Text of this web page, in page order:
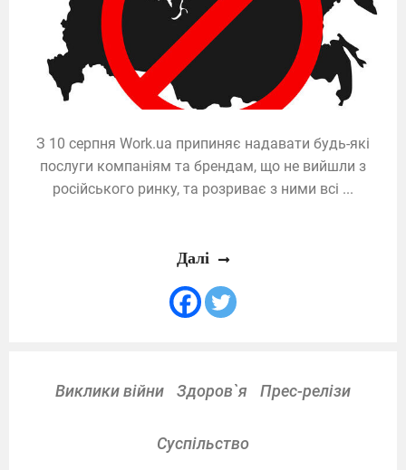
З 10 серпня Work.ua припиняє надавати будь-які
послуги компаніям та брендам, що не вийшли з
російського ринку, та розриває з ними всі ...
Далі
Виклики війни Здоров`я Прес-релізи
Суспільство